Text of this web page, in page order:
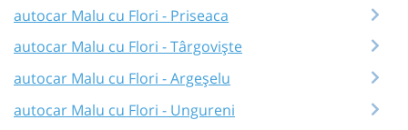
autocar Malu cu Flori - Priseaca
autocar Malu cu Flori - Târgoviște
autocar Malu cu Flori - Argeșelu
autocar Malu cu Flori - Ungureni